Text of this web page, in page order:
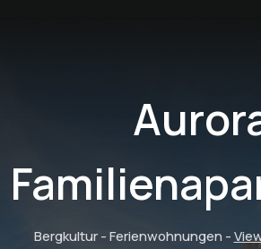
Bergkultur - Ferienwohnungen -